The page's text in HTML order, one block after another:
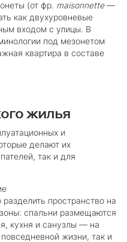
(от фр. maisonnette—
как двухуровневые
входом с улицы. В
под мезонетом
квартира в составе
жилья
и
делают их
так и для
пространство на
спальни размещаются
кухня и санузлы — на
жизни, так и